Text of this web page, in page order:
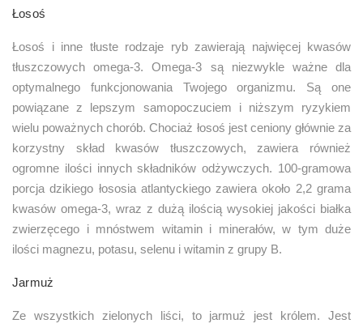
Łosoś
Łosoś i inne tłuste rodzaje ryb zawierają najwięcej kwasów
tłuszczowych omega-3. Omega-3 są niezwykle ważne dla
optymalnego funkcjonowania Twojego organizmu. Są one
powiązane z lepszym samopoczuciem i niższym ryzykiem
wielu poważnych chorób. Chociaż łosoś jest ceniony głównie za
korzystny skład kwasów tłuszczowych, zawiera również
ogromne ilości innych składników odżywczych. 100-gramowa
porcja dzikiego łososia atlantyckiego zawiera około 2,2 grama
kwasów omega-3, wraz z dużą ilością wysokiej jakości białka
zwierzęcego i mnóstwem witamin i minerałów, w tym duże
ilości magnezu, potasu, selenu i witamin z grupy B.
Jarmuż
Ze wszystkich zielonych liści, to jarmuż jest królem. Jest